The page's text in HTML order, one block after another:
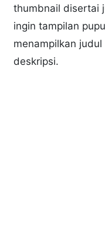
thumbnail disertai
ingin tampilan
menampilkan
deskripsi.